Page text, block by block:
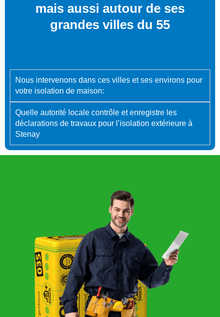
mais aussi autour de ses
grandes villes du 55
Nous intervenons dans ces villes et ses environs pour
votre isolation de maison:
Quelle autorité locale contrôle et enregistre les
déclarations de travaux pour l’isolation extérieure à
Stenay